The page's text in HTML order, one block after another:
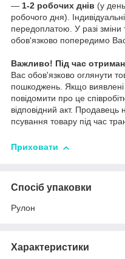
— 1-2 робочих днів (у
робочого дня).
передоплатою. У разі зміни
обов'язково попередимо Вас
Важливо! Під час
Вас обов'язково оглянути
пошкоджень. Якщо виявлені
повідомити про це
відповідний акт. Продавець
псування товару під час
Приховати
Спосіб упаковки
Рулон
Характеристики